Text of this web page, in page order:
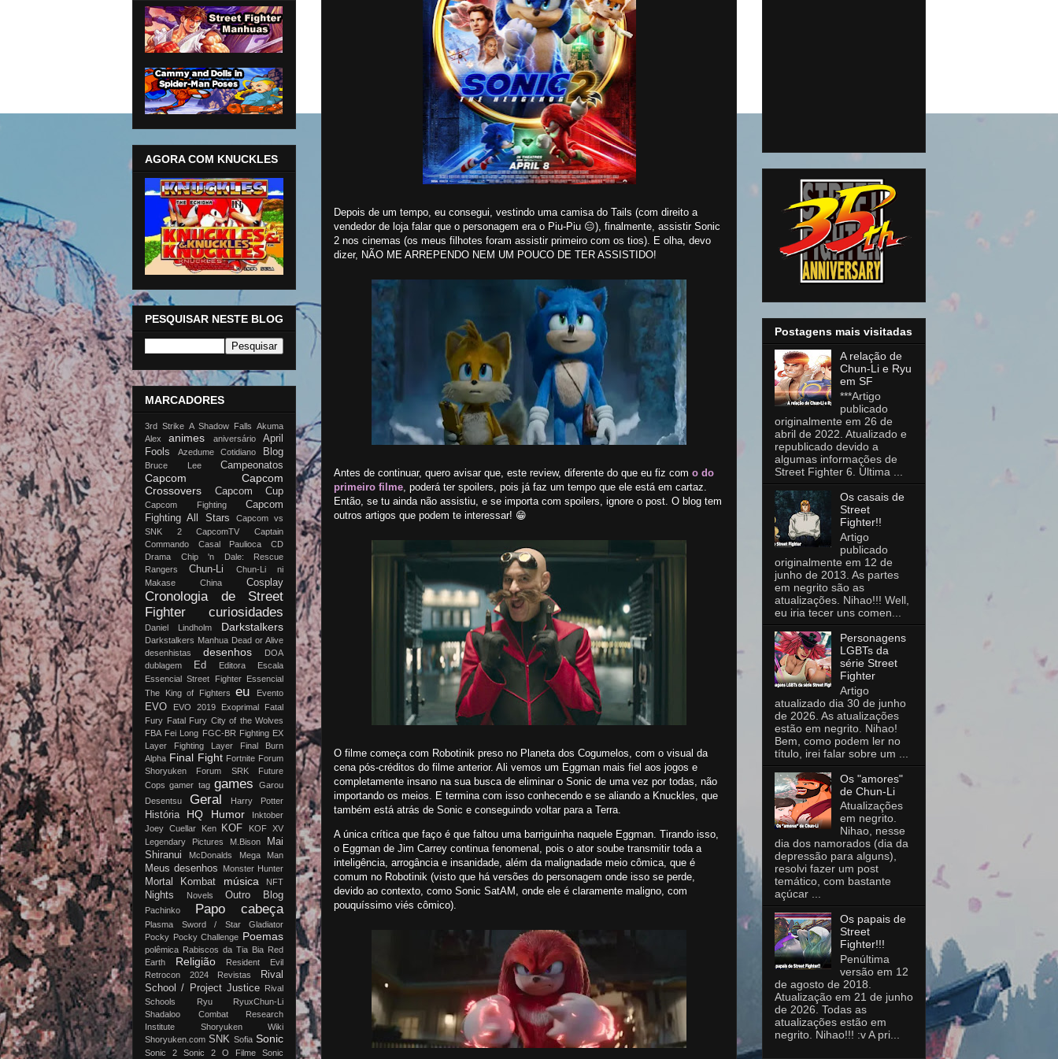
Depois de um tempo, eu consegui, vestindo uma camisa do Tails (com direito a
vendedor de loja falar que o personagem era o Piu-Piu 😑), finalmente, assistir Sonic
2 nos cinemas (os meus filhotes foram assistir primeiro com os tios). E olha, devo
dizer, NÃO ME ARREPENDO NEM UM POUCO DE TER ASSISTIDO!
Antes de continuar, quero avisar que, este review, diferente do que eu fiz com o do
primeiro filme , poderá ter spoilers, pois já faz um tempo que ele está em cartaz.
Então, se tu ainda não assistiu, e se importa com spoilers, ignore o post. O blog tem
outros artigos que podem te interessar! 😁
O filme começa com Robotinik preso no Planeta dos Cogumelos, com o visual da
cena pós-créditos do filme anterior. Ali vemos um Eggman mais fiel aos jogos e
completamente insano na sua busca de eliminar o Sonic de uma vez por todas, não
importando os meios. E termina com isso conhecendo e se aliando a Knuckles, que
também está atrás de Sonic e conseguindo voltar para a Terra.
A única crítica que faço é que faltou uma barriguinha naquele Eggman. Tirando isso,
o Eggman de Jim Carrey continua fenomenal, pois o ator soube transmitir toda a
inteligência, arrogância e insanidade, além da malignadade meio cômica, que é
comum no Robotinik (visto que há versões do personagem onde isso se perde,
devido ao contexto, como Sonic SatAM, onde ele é claramente maligno, com
pouquíssimo viés cômico).
AGORA COM KNUCKLES
PESQUISAR NESTE BLOG
MARCADORES
3rd Strike A Shadow Falls Akuma
Alex
animes aniversário
April
Fools
Azedume Cotidiano Blog
Bruce Lee Campeonatos
Capcom
Capcom
Crossovers
Capcom Cup
Capcom Fighting
Capcom
Fighting All Stars
Capcom vs
SNK 2
CapcomTV
Captain
Commando
Casal Paulioca
CD
Drama
Chip 'n Dale: Rescue
Rangers
Chun-Li
Chun-Li ni
Makase China
Cosplay
Cronologia de Street
Fighter
curiosidades
Daniel Lindholm Darkstalkers
Darkstalkers Manhua Dead or Alive
desenhistas
desenhos
DOA
dublagem
Ed
Editora Escala
Essencial Street Fighter
Essencial
The King of Fighters
eu Evento
EVO EVO 2019 Exoprimal
Fatal
Fury Fatal Fury City of the Wolves
FBA Fei Long FGC-BR Fighting EX
Layer
Fighting Layer
Final Burn
Alpha Final Fight Fortnite Forum
Shoryuken
Forum SRK
Future
Cops gamer tag games
Garou
Desentsu
Geral Harry Potter
História HQ Humor
Inktober
Joey Cuellar
Ken KOF
KOF XV
Legendary Pictures
M.Bison
Mai
Shiranui
McDonalds Mega Man
Meus desenhos Monster Hunter
Mortal Kombat música NFT
Nights Novels Outro Blog
Pachinko Papo cabeça
Plasma Sword / Star Gladiator
Pocky Pocky Challenge Poemas
polêmica Rabiscos da Tia Bia Red
Earth
Religião
Resident Evil
Retrocon 2024
Revistas
Rival
School / Project Justice
Rival
Schools
Ryu
RyuxChun-Li
Shadaloo Combat Research
Institute
Shoryuken Wiki
Shoryuken.com SNK Sofia Sonic
Sonic 2 Sonic 2 O Filme
Sonic
Postagens mais visitadas
A relação de
Chun-Li e Ryu
em SF
***Artigo
publicado
originalmente em 26 de
abril de 2022. Atualizado e
republicado devido a
algumas informações de
Street Fighter 6. Última ...
Os casais de
Street
Fighter!!
Artigo
publicado
originalmente em 12 de
junho de 2013. As partes
em negrito são as
atualizações. Nihao!!! Well,
eu iria tecer uns comen...
Personagens
LGBTs da
série Street
Fighter
Artigo
atualizado dia 30 de junho
de 2026. As atualizações
estão em negrito. Nihao!
Bem, como podem ler no
título, irei falar sobre um ...
Os "amores"
de Chun-Li
Atualizações
em negrito.
Nihao, nesse
dia dos namorados (dia da
depressão para alguns),
resolvi fazer um post
temático, com bastante
açúcar ...
Os papais de
Street
Fighter!!!
Penúltima
versão em 12
de agosto de 2018.
Atualização em 21 de junho
de 2026. Todas as
atualizações estão em
negrito. Nihao!!! :v A pri...